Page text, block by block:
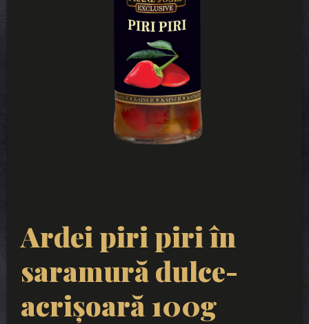
Ardei piri piri în
saramură dulce-
acrișoară 100g